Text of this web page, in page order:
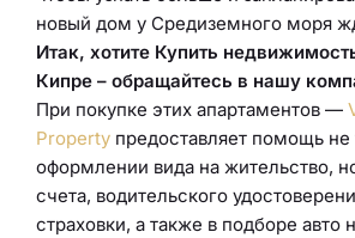
новый дом у Средиземного моря
Итак, хотите Купить
Кипре – обращайтесь в нашу
При покупке этих апартаментов —
Property предоставляет помощь не
оформлении вида на жительство,
счета, водительского
страховки, а также в подборе авто